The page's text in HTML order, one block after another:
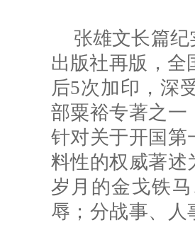
张雄文长篇
出版社再版，全
后5次加印，深
部粟裕专著之一
针对关于开国第
料性的权威著述
岁月的金戈铁
辱；分战事、人